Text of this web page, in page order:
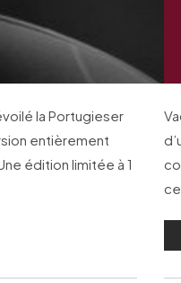
la Portugieser
entièrement
édition limitée à 1